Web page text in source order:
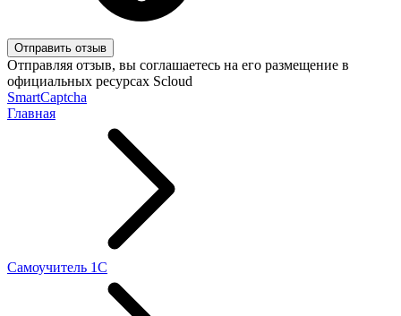
Отправить отзыв
Отправляя отзыв, вы соглашаетесь на его размещение в
официальных ресурсах Scloud
SmartCaptcha
Главная
Самоучитель 1С